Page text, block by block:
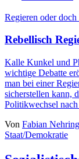
Regieren oder
Rebellisch
Kalle Kunkel und
wichtige Debatte
man bei einer
sicherstellen kann,
Politikwechsel
Von Fabian Nehring
Staat/Demokratie